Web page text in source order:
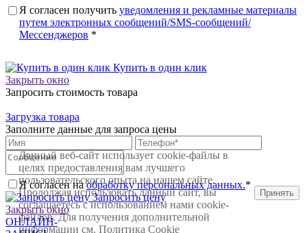
Я согласен получить уведомления и рекламные материалы
путем электронных сообщений/SMS-сообщений/
Мессенджеров *
Купить в один клик
Закрыть окно
Запросить стоимость товара
Загрузка товара
Заполните данные для запроса цены
Я согласен наобработку персональных данных.*
Запросить цену
Закрыть окно
ОНЛАЙН-
Данный веб-сайт использует cookie-файлы в
целях предоставления вам лучшего
пользовательского опыта на нашем сайте.
Продолжая использовать данный сайт, вы
соглашаетесь с использованием нами cookie-
файлов. Для получения дополнительной
информации см.Политика Cookie
Принять